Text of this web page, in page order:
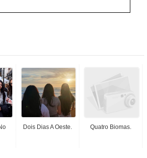
Dois Dias A Oeste. Quatro Biomas.